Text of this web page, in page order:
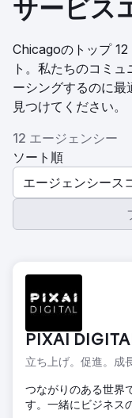
サービス
Chicagoのトップ
ト。私たちのコミ
ーシングするのに最
見つけてください。
12 エージェンシー
ソート順
エージェンシース
PIXAI
立ち上げ。促進。成
つながりのある世界
す。一緒にビジネス